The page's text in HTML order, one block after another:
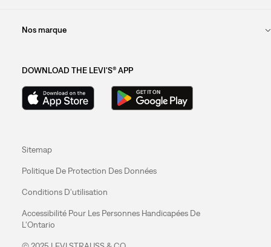
Nos marque
DOWNLOAD THE LEVI'S® APP
Sitemap
Politique De Protection Des Données
Conditions D'utilisation
Accessibilité Pour Les Personnes Handicapées De
L'Ontario